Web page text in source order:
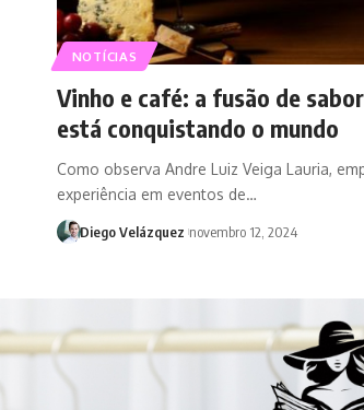
NOTÍCIAS
Vinho e café: a fusão de
está conquistando o mundo
Como observa Andre Luiz Veiga Lauria,
experiência em eventos de…
Diego Velázquez novembro 12, 2024